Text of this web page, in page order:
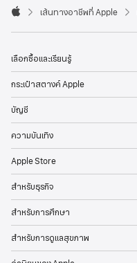
t
r

p
l
เส้นทางอาชีพที่ Apple
เลือกซื้อและเรียนรู้
กระเป๋าสตางค์ Apple
บัญชี
ความบันเทิง
Apple Store
สำหรับธุรกิจ
สำหรับการศึกษา
สำหรับการดูแลสุขภาพ